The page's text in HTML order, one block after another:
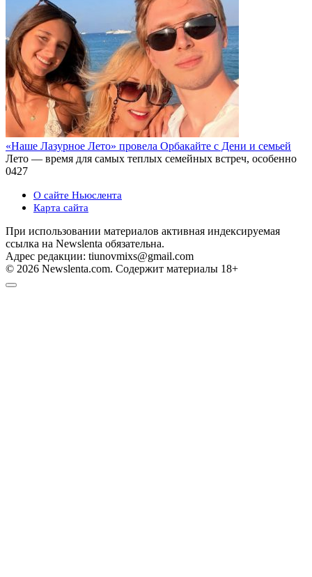
«Наше Лазурное Лето» провела Орбакайте с Дени и семьей
Лето — время для самых теплых семейных встреч, особенно
0427
О сайте Ньюслента
Карта сайта
При использовании материалов активная индексируемая
ссылка на Newslenta обязательна.
Адрес редакции: tiunovmixs@gmail.com
© 2026 Newslenta.com. Содержит материалы 18+